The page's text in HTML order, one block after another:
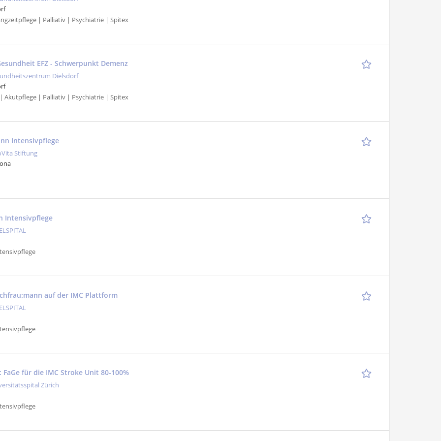
| Palliativ | Psychiatrie | Spitex
EFZ - Schwerpunkt Demenz
Dielsdorf
Akutpflege | Palliativ | Psychiatrie | Spitex
Intensivpflege
Stiftung
Intensivpflege
auf der IMC Plattform
FaGe für die IMC Stroke Unit 80-100%
Zürich